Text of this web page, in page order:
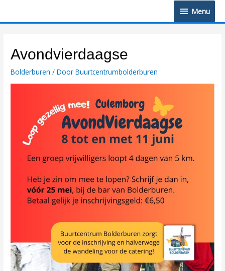
Menu
Menu
Avondvierdaagse
Bolderburen / DoorBuurtcentrumbolderburen